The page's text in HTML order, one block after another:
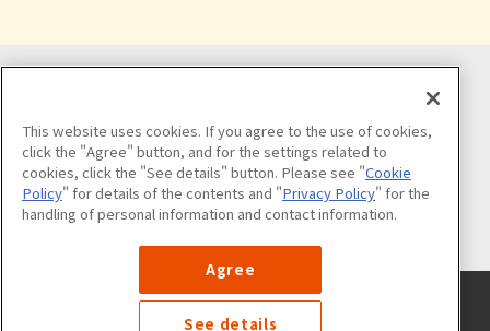
公式アカウント一覧
サイトのご利用について プライバシーポリシー
サイトマップ
This website uses cookies. If you agree to the use of cookies,
click the "Agree" button, and for the settings related to
cookies, click the "See details" button. Please see "Cookie
Policy" for details of the contents and "Privacy Policy" for the
handling of personal information and contact information.
Agree
See details